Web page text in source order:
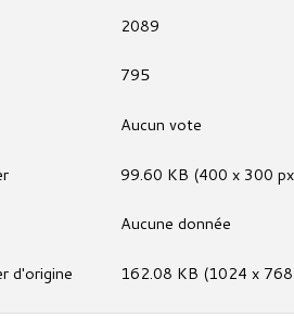
2089
795
Aucun vote
99.60 KB (400 x 300
Aucune donnée
d'origine 162.08 KB (1024 x